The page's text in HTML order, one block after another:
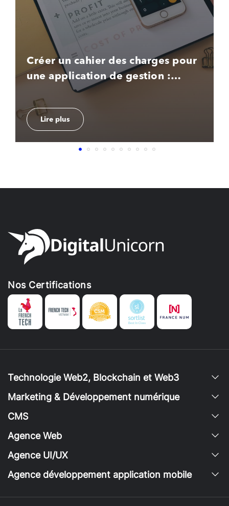
Créer un cahier des charges pour
une application de gestion :
modèle et conseils
Lire plus
Nos Certifications
Technologie Web2, Blockchain et Web3
Marketing & Développement numérique
CMS
Agence Web
Agence UI/UX
Agence développement application mobile